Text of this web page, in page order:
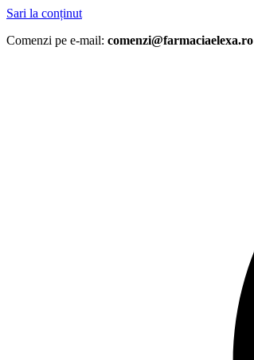
Sari la conținut
Comenzi pe e-mail: comenzi@farmaciaelexa.ro